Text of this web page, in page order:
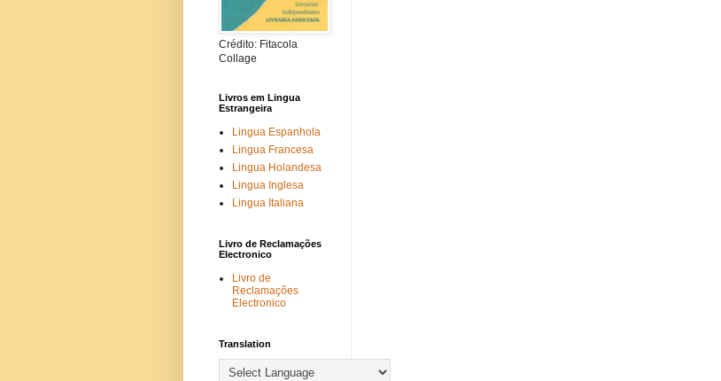
Crédito: Fitacola
Collage
Livros em Lingua
Estrangeira
Lingua Espanhola
Lingua Francesa
Lingua Holandesa
Lingua Inglesa
Lingua Italiana
Livro de Reclamações
Electronico
Livro de
Reclamações
Electronico
Translation